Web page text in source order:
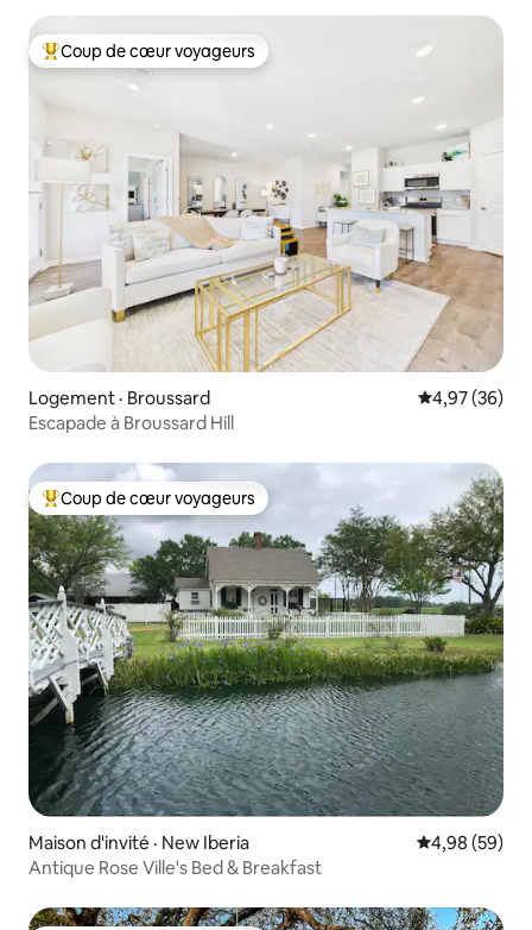
Coup de cœur voyageurs parmi les plus aimés
Coup de cœur voyageurs
Logement · Broussard Note
4,97 (36)
Escapade à Broussard Hill
Coup de cœur voyageurs parmi les plus aimés
Coup de cœur voyageurs
Maison d'invité · New Iberia Note
4,98 (59)
Antique Rose Ville's Bed & Breakfast